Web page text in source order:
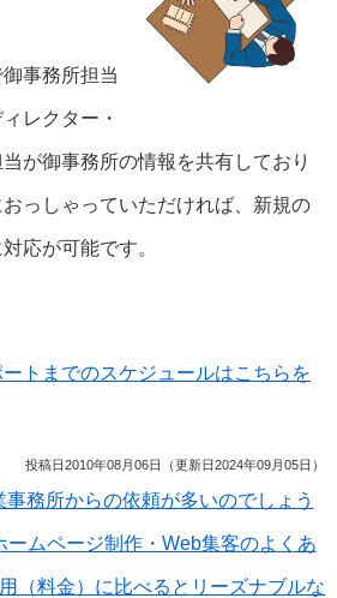
事務所担当
レクター・
が御事務所の情報を共有しており
っしゃっていただければ、新規の
応が可能です。
トまでのスケジュールはこちらを
投稿日2010年08月06日（更新日2024年09月05日）
務所からの依頼が多いのでしょう
ームページ制作・Web集客のよくあ
（料金）に比べるとリーズナブルな